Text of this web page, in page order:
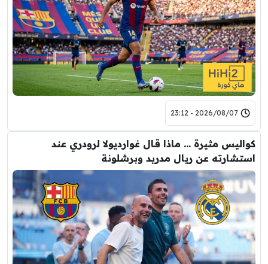
2026/08/07 - 23:12
كواليس مثيرة … ماذا قال غوارديولا لرودري عند
استشارته عن ريال مدريد وبرشلونة